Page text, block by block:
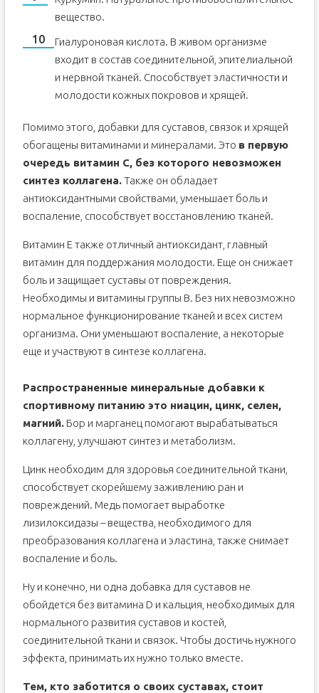
вещество.
Гиалуроновая кислота. В живом организме
входит в состав соединительной, эпителиальной
и нервной тканей. Способствует эластичности и
молодости кожных покровов и хрящей.
Помимо этого, добавки для суставов, связок и хрящей
обогащены витаминами и минералами. Это в первую
очередь витамин С, без которого невозможен
синтез коллагена.Также он обладает
антиоксидантными свойствами, уменьшает боль и
воспаление, способствует восстановлению тканей.
Витамин Е также отличный антиоксидант, главный
витамин для поддержания молодости. Еще он снижает
боль и защищает суставы от повреждения.
Необходимы и витамины группы В. Без них невозможно
нормальное функционирование тканей и всех систем
организма. Они уменьшают воспаление, а некоторые
еще и участвуют в синтезе коллагена.
Распространенные минеральные добавки к
спортивному питанию это ниацин, цинк, селен,
магний.Бор и марганец помогают вырабатываться
коллагену, улучшают синтез и метаболизм.
Цинк необходим для здоровья соединительной ткани,
способствует скорейшему заживлению ран и
повреждений. Медь помогает выработке
лизилоксидазы – вещества, необходимого для
преобразования коллагена и эластина, также снимает
воспаление и боль.
Ну и конечно, ни одна добавка для суставов не
обойдется без витамина D и кальция, необходимых для
нормального развития суставов и костей,
соединительной ткани и связок. Чтобы достичь нужного
эффекта, принимать их нужно только вместе.
Тем, кто заботится о своих суставах, стоит